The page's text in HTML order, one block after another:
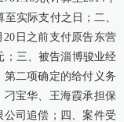
实际支付之日；二、
20日之前支付原告东营
；三、被告淄博骏业经
二项确定的给付义务
宝华、王海霞承担保
司追偿；四、案件受